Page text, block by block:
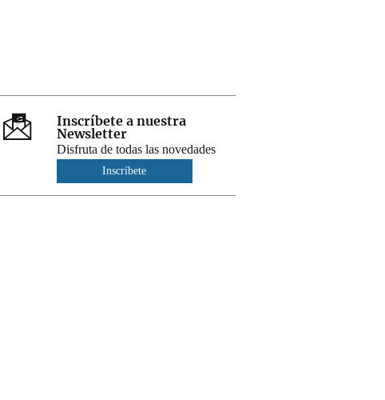
Inscríbete a nuestra
Newsletter
Disfruta de todas las novedades
Inscríbete